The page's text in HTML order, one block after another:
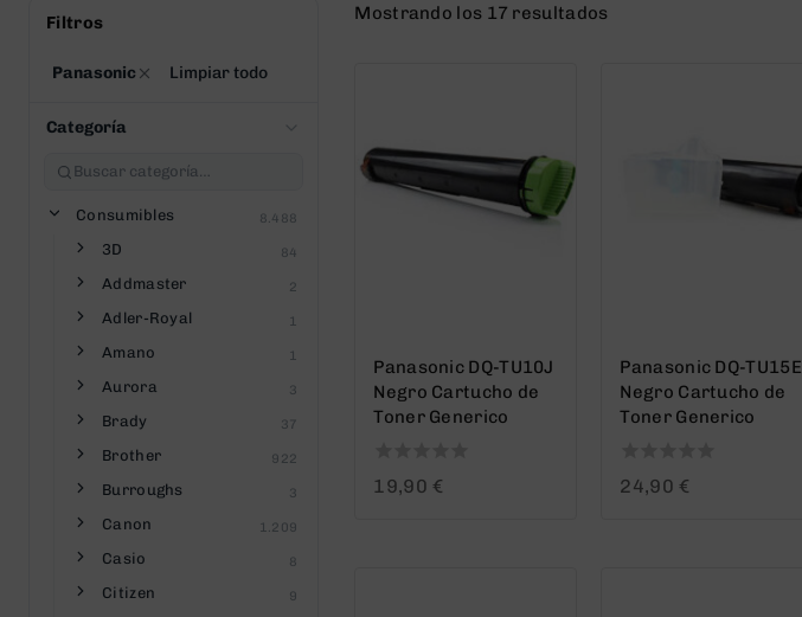
Mostrando los 17 resultados
Panasonic DQ-TU10J
Negro Cartucho de
Toner Generico
0
19,90 €
Panasonic DQ-TU15E
Negro Cartucho de
Toner Generico
0
24,90 €
Filtros
Panasonic Limpiar todo
Categoría
Consumibles 8.488
3D 84
Addmaster 2
Adler-Royal 1
Amano 1
Aurora 3
Brady 37
Brother 922
Burroughs 3
Canon 1.209
Casio 8
Citizen 9